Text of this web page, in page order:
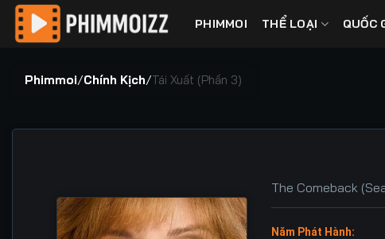
qua
PHIMMOI THỂ LOẠI QUỐC
Phimmoi/Chính Kịch/Tái Xuất (Phần 3)
The Comeback
Năm Phát Hành: